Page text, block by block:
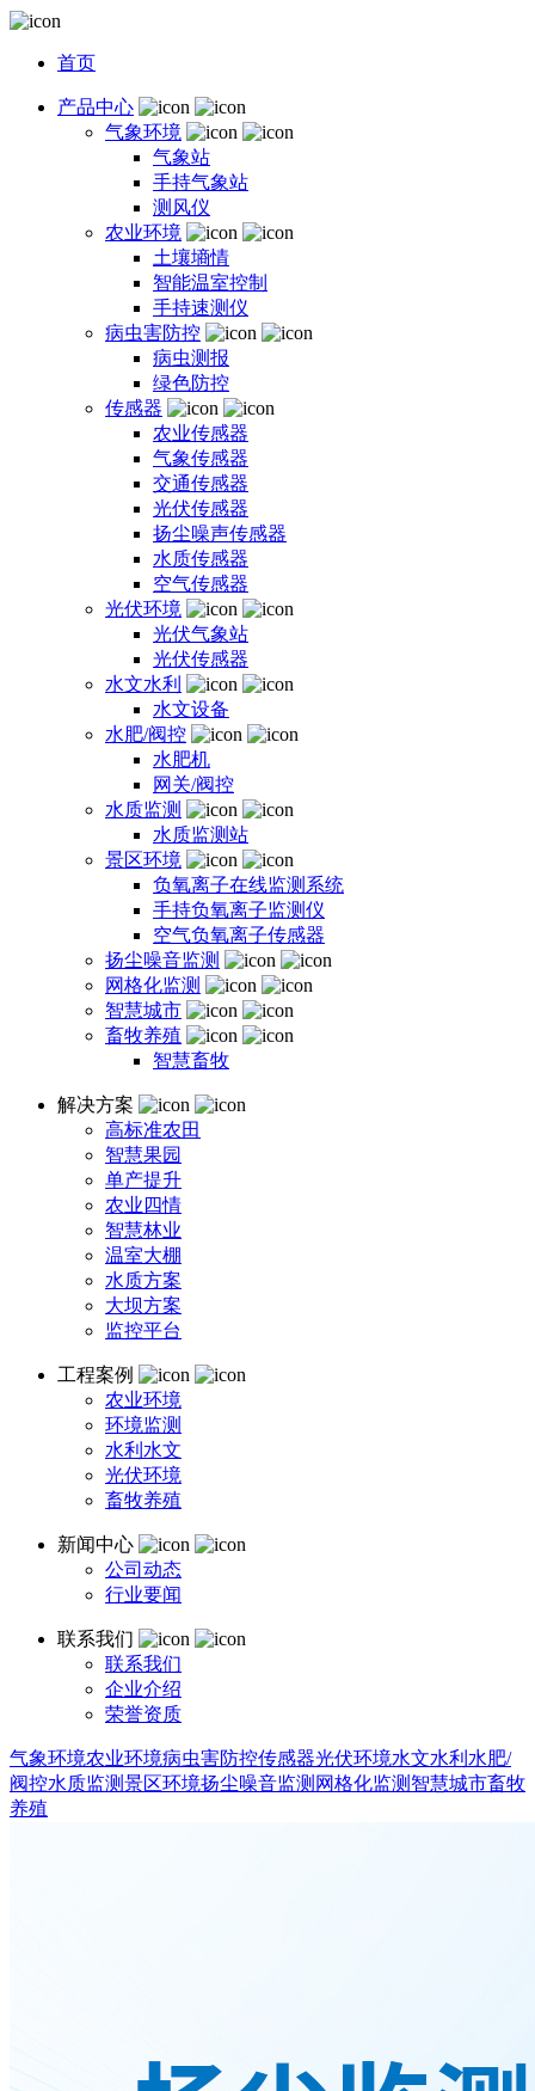
首页
产品中心
气象环境
气象站
手持气象站
测风仪
农业环境
土壤墒情
智能温室控制
手持速测仪
病虫害防控
病虫测报
绿色防控
传感器
农业传感器
气象传感器
交通传感器
光伏传感器
扬尘噪声传感器
水质传感器
空气传感器
光伏环境
光伏气象站
光伏传感器
水文水利
水文设备
水肥/阀控
水肥机
网关/阀控
水质监测
水质监测站
景区环境
负氧离子在线监测系统
手持负氧离子监测仪
空气负氧离子传感器
扬尘噪音监测
网格化监测
智慧城市
畜牧养殖
智慧畜牧
解决方案
高标准农田
智慧果园
单产提升
农业四情
智慧林业
温室大棚
水质方案
大坝方案
监控平台
工程案例
农业环境
环境监测
水利水文
光伏环境
畜牧养殖
新闻中心
公司动态
行业要闻
联系我们
联系我们
企业介绍
荣誉资质
气象环境农业环境病虫害防控传感器光伏环境水文水利 水肥/
阀控水质监测景区环境扬尘噪音监测 网格化监测 智慧城市畜牧
养殖